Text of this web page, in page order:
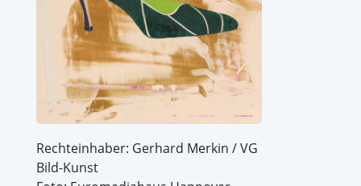
Rechteinhaber: Gerhard Merkin / VG
Bild-Kunst